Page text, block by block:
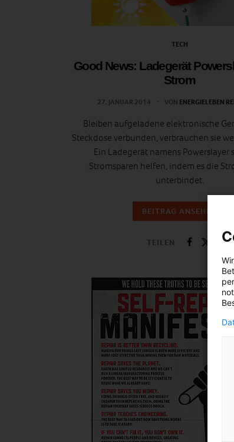
TECH
Good News: Ladegerät
Strom
27. JANUAR 2014 VON ENERGIELEBEN
Bleiben aufgeladene elektronische
Steckdose verbunden, verbrauchen sie
Ein Ladegerät namens Powerslayer
Stromsparen helfen, indem es die
unterbindet.
BEITRAG ANSEHEN
TEILEN